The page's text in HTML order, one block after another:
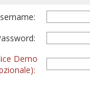
Demo